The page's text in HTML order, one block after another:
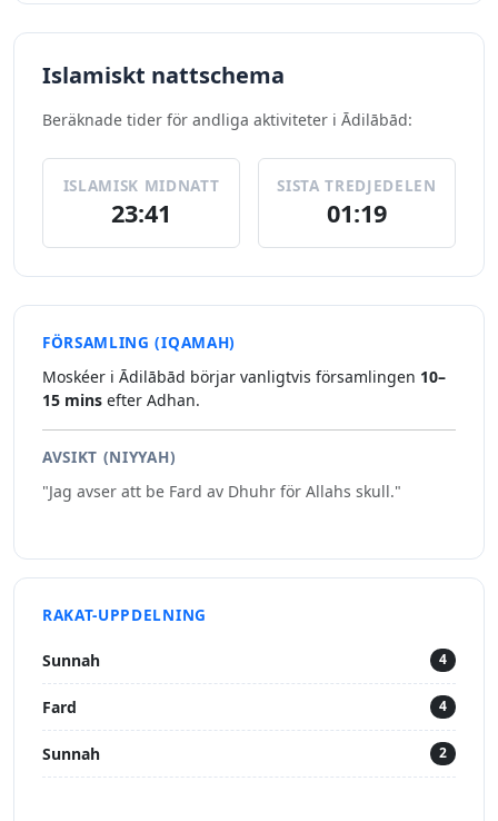
Islamiskt nattschema
Beräknade tider för andliga aktiviteter i Ādilābād:
ISLAMISK MIDNATT
23:41
SISTA TREDJEDELEN
01:19
FÖRSAMLING (IQAMAH)
Moskéer i Ādilābād börjar vanligtvis församlingen 10–
15 mins efter Adhan.
AVSIKT (NIYYAH)
"Jag avser att be Fard av Dhuhr för Allahs skull."
RAKAT-UPPDELNING
Sunnah 4
Fard 4
Sunnah 2